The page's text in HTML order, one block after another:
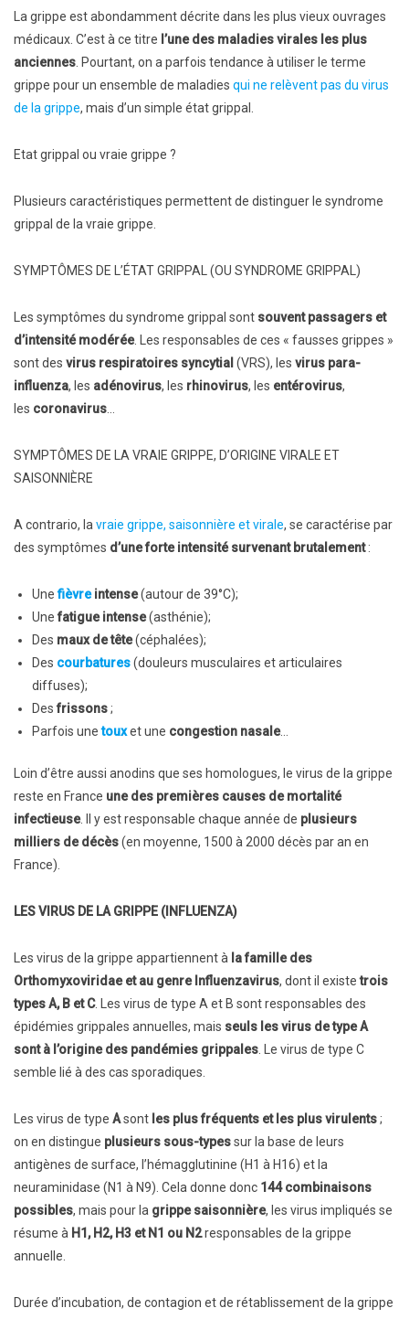
La grippe est abondamment décrite dans les plus vieux ouvrages
médicaux. C’est à ce titre l’une des maladies virales les plus
anciennes. Pourtant, on a parfois tendance à utiliser le terme
grippe pour un ensemble de maladies qui ne relèvent pas du virus
de la grippe, mais d’un simple état grippal.
Etat grippal ou vraie grippe ?
Plusieurs caractéristiques permettent de distinguer le syndrome
grippal de la vraie grippe.
SYMPTÔMES DE L’ÉTAT GRIPPAL (OU SYNDROME GRIPPAL)
Les symptômes du syndrome grippal sont souvent passagers et
d’intensité modérée. Les responsables de ces « fausses grippes »
sont des virus respiratoires syncytial (VRS), les virus para-
influenza, les adénovirus, les rhinovirus, les entérovirus,
les coronavirus…
SYMPTÔMES DE LA VRAIE GRIPPE, D’ORIGINE VIRALE ET
SAISONNIÈRE
A contrario, lavraie grippe, saisonnière et virale, se caractérise par
des symptômes d’une forte intensité survenant brutalement:
Unefièvreintense(autour de 39°C);
Unefatigue intense(asthénie);
Des maux de tête(céphalées);
Des courbatures(douleurs musculaires et articulaires
diffuses);
Desfrissons;
Parfois unetouxet une congestion nasale…
Loin d’être aussi anodins que ses homologues, le virus de la grippe
reste en France une des premières causes de mortalité
infectieuse. Il y est responsable chaque année de plusieurs
milliers de décès(en moyenne, 1500 à 2000 décès par an en
France).
LES VIRUS DE LA GRIPPE (INFLUENZA)
Les virus de la grippe appartiennent à la famille des
Orthomyxoviridae et au genre Influenzavirus, dont il existetrois
types A, B et C. Les virus de type A et B sont responsables des
épidémies grippales annuelles, mais seuls les virus de type A
sont à l’origine des pandémies grippales. Le virus de type C
semble lié à des cas sporadiques.
Les virus de type Asont les plus fréquents et les plus virulents;
on en distingue plusieurs sous-typessur la base de leurs
antigènes de surface, l’hémagglutinine (H1 à H16) et la
neuraminidase (N1 à N9). Cela donne donc 144 combinaisons
possibles, mais pour la grippe saisonnière, les virus impliqués se
résume à H1, H2, H3 et N1 ou N2responsables de la grippe
annuelle.
Durée d’incubation, de contagion et de rétablissement de la grippe